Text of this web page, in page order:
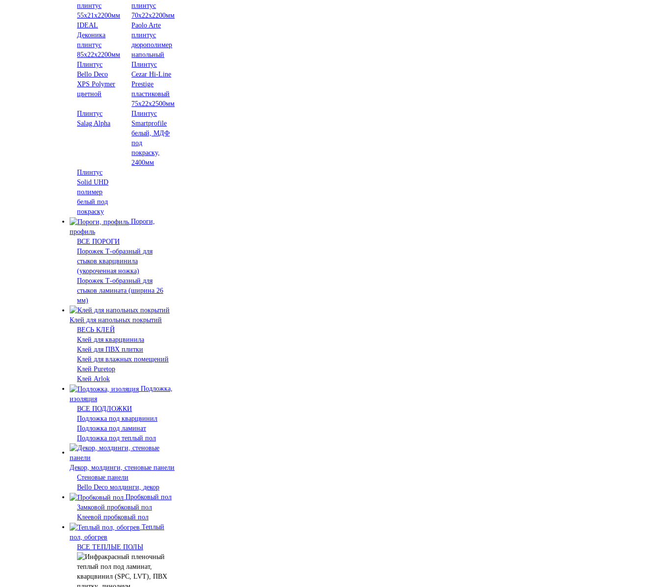
плинтус
55х21х2200мм
плинтус
70х22х2200мм
IDEAL
Деконика
плинтус
85х22х2200мм
Paolo Arte
плинтус
дюрополимер
напольный
Плинтус
Bello Deco
XPS Polymer
цветной
Плинтус
Cezar Hi-Line
Prestige
пластиковый
75х22х2500мм
Плинтус
Salag Alpha
Плинтус
Smartprofile
белый, МДФ
под
покраску,
2400мм
Плинтус
Solid UHD
полимер
белый под
покраску
Пороги,
профиль
ВСЕ ПОРОГИ
Порожек Т-образный для
стыков кварцвинила
(укороченная ножка)
Порожек Т-образный для
стыков ламината (ширина 26
мм)
Клей для напольных покрытий
ВЕСЬ КЛЕЙ
Клей для кварцвинила
Клей для ПВХ плитки
Клей для влажных помещений
Клей Puretop
Клей Arlok
Подложка,
изоляция
ВСЕ ПОДЛОЖКИ
Подложка под кварцвинил
Подложка под ламинат
Подложка под теплый пол
Декор, молдинги, стеновые панели
Стеновые панели
Bello Deco молдинги, декор
Пробковый пол
Замковой пробковый пол
Клеевой пробковый пол
Теплый
пол, обогрев
ВСЕ ТЕПЛЫЕ ПОЛЫ